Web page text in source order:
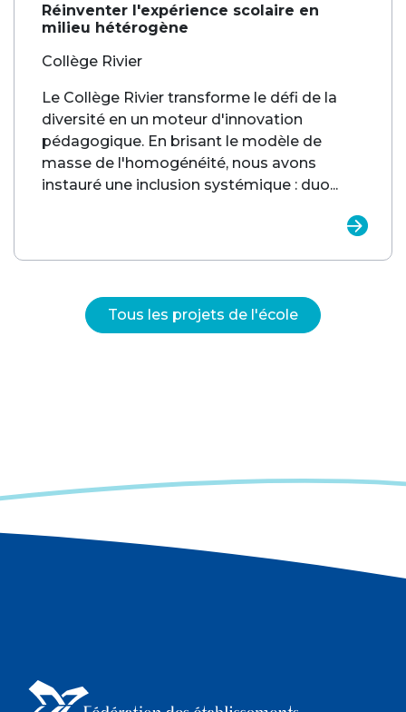
Réinventer l'expérience scolaire en
milieu hétérogène
Collège Rivier
Le Collège Rivier transforme le défi de la
diversité en un moteur d'innovation
pédagogique. En brisant le modèle de
masse de l'homogénéité, nous avons
instauré une inclusion systémique : duo...
Tous les projets de l'école